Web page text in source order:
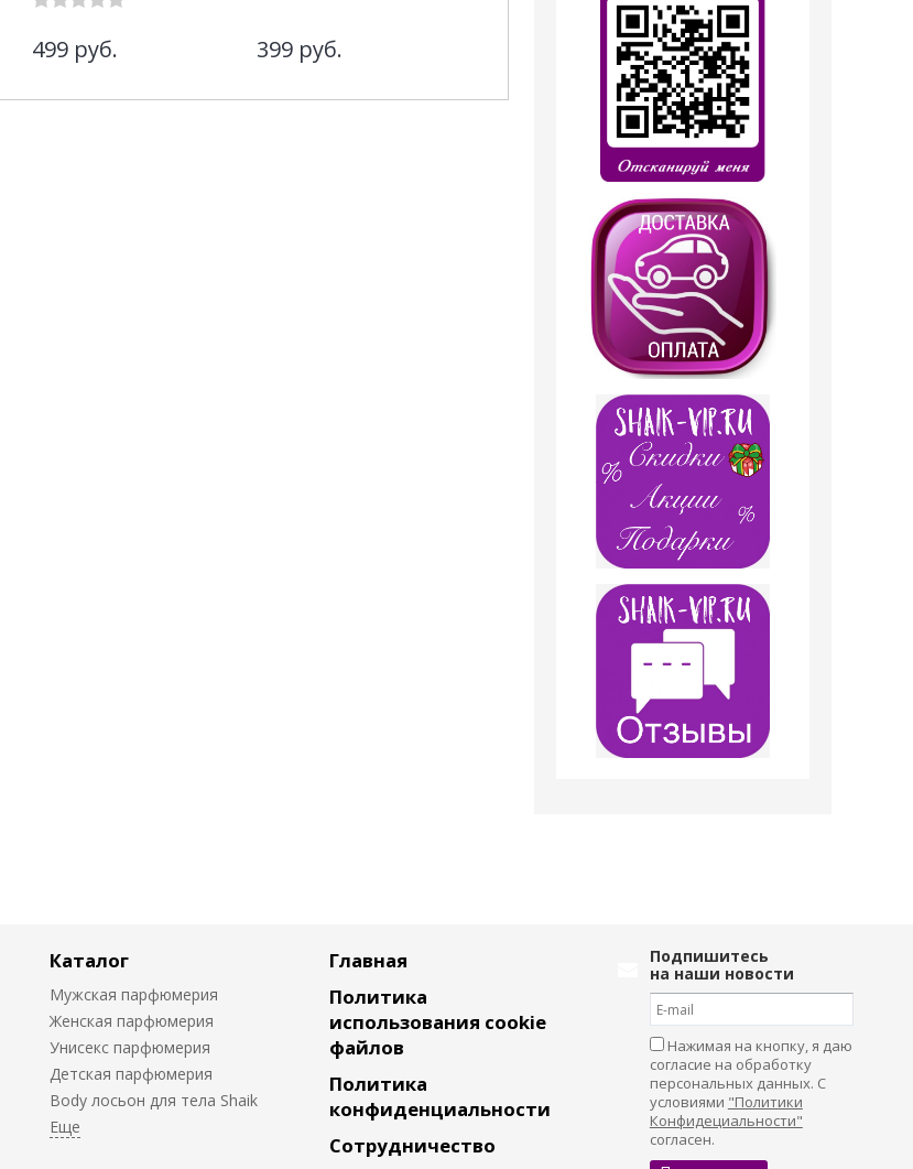
499 руб. 399 руб. 599руб.
Каталог
Мужская парфюмерия
Женская парфюмерия
Унисекс парфюмерия
Детская парфюмерия
Body лосьон для тела Shaik
Главная
Политика
использования cookie
файлов
Политика
конфиденциальности
Сотрудничество
Подпишитесь
на наши новости
Нажимая на кнопку, я даю
согласие на обработку
персональных данных. С
условиями "Политики
Конфидециальности"
согласен.